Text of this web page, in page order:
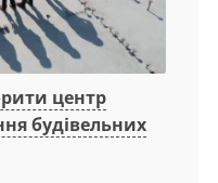
центр
будівельних